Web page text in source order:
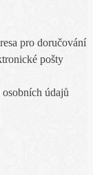
pro doručování
pošty
údajů